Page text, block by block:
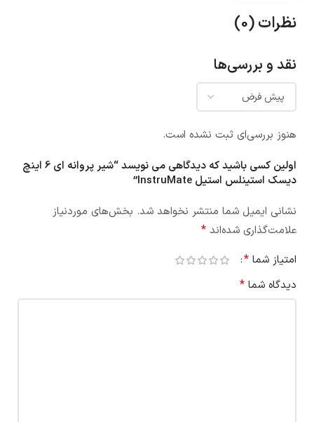
نظرات (0)
نقد و بررسی‌ها
هنوز بررسی‌ای ثبت نشده است.
اولین کسی باشید که دیدگاهی می نویسد “شیر پروانه ای 6 اینچ
دیسک استینلس استیل InstruMate”
نشانی ایمیل شما منتشر نخواهد شد. بخش‌های موردنیاز
علامت‌گذاری شده‌اند *
امتیاز شما *
دیدگاه شما *